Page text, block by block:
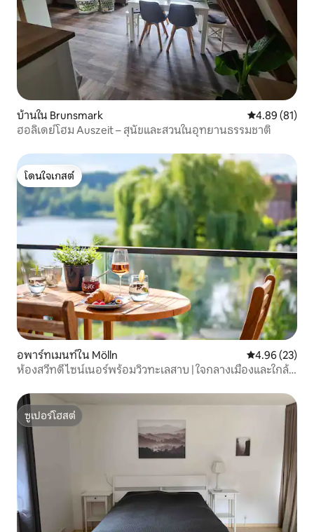
บ้านใน Brunsmark คะแนนเฉลี่ย
4.89 (81)
ฮอลิเดย์โฮม Auszeit – สุนัขและสวนในอุทยานธรรมชาติ
โดนใจเกสต์
โดนใจเกสต์
อพาร์ทเมนท์ใน Mölln คะแนนเฉลี่ย
4.96 (23)
ห้องสวีทดีไซน์เนอร์พร้อมวิวทะเลสาบ | ใจกลางเมืองและใกล้
ซูเปอร์โฮสต์
ซูเปอร์โฮสต์